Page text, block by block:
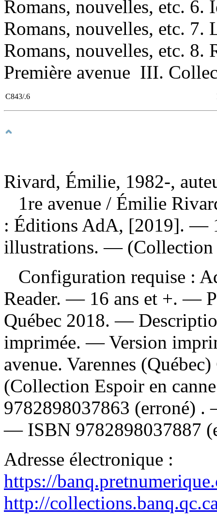
Romans, nouvelles, etc.
Romans, nouvelles, etc.
Romans, nouvelles, etc.
Première avenue III.
C843/.6
Rivard, Émilie, 1982-,
1re avenue / Émilie
: Éditions AdA, [2019]. —
illustrations. — (Collection
Configuration requise :
Reader. — 16 ans et +. —
Québec 2018. —
imprimée. —Version
avenue. Varennes
(Collection Espoir en
9782898037863 (erroné)
— ISBN 9782898037887
Adresse électronique :
https://
http://